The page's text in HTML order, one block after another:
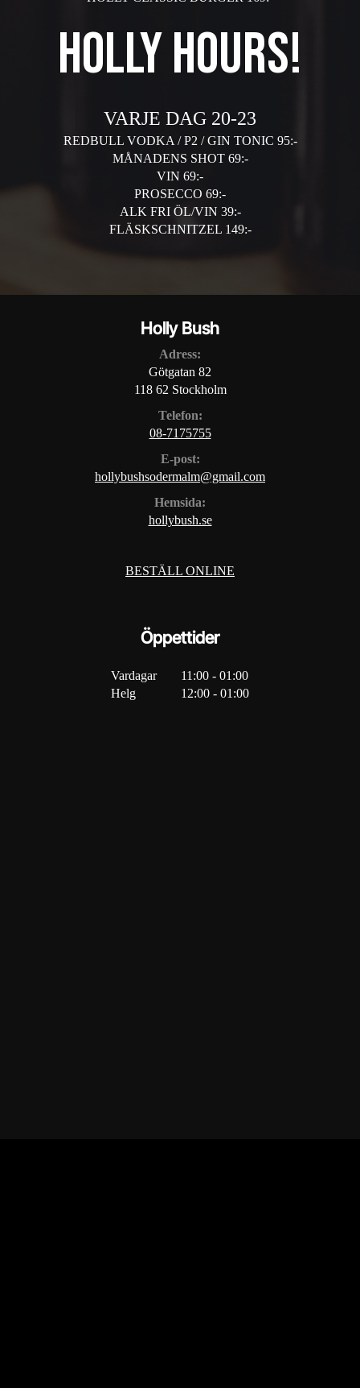
hOLLY HOURS!
VARJE DAG 20-23
REDBULL VODKA / P2 / GIN TONIC 95:-
MÅNADENS SHOT 69:-
VIN 69:-
PROSECCO 69:-
ALK FRI ÖL/VIN 39:-
FLÄSKSCHNITZEL 149:-
Holly Bush
Adress:
Götgatan 82
118 62 Stockholm
Telefon:
08-7175755
E-post:
hollybushsodermalm@gmail.com
Hemsida:
hollybush.se
BESTÄLL ONLINE
Öppettider
Vardagar
11:00 - 01:00
Helg
12:00 - 01:00